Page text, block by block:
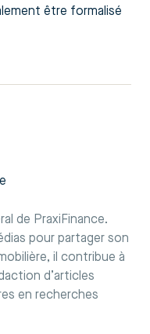
être formalisé
de PraxiFinance.
pour partager son
il contribue à
d’articles
en recherches